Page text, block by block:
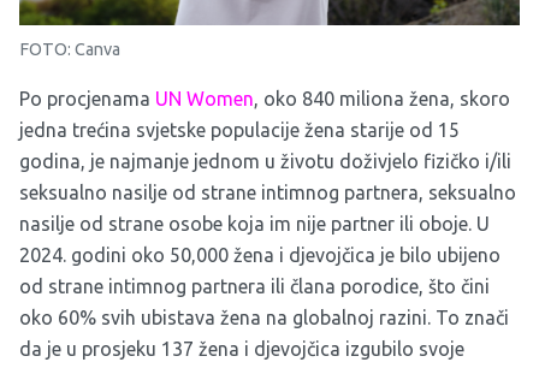
FOTO: Canva
Po procjenama UN Women, oko 840 miliona žena, skoro
jedna trećina svjetske populacije žena starije od 15
godina, je najmanje jednom u životu doživjelo fizičko i/ili
seksualno nasilje od strane intimnog partnera, seksualno
nasilje od strane osobe koja im nije partner ili oboje. U
2024. godini oko 50,000 žena i djevojčica je bilo ubijeno
od strane intimnog partnera ili člana porodice, što čini
oko 60% svih ubistava žena na globalnoj razini. To znači
da je u prosjeku 137 žena i djevojčica izgubilo svoje